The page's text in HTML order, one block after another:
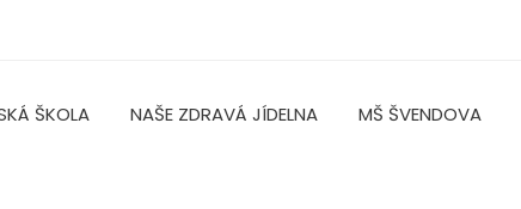
ŠKOLA NAŠE ZDRAVÁ JÍDELNA MŠ ŠVENDOVA